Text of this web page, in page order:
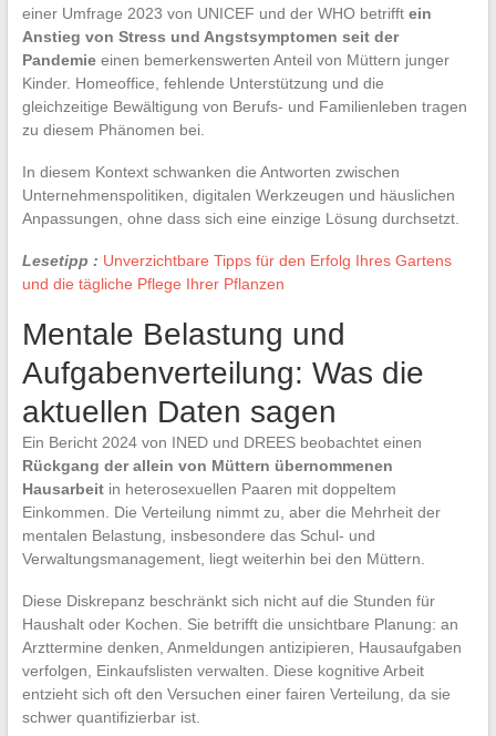
einer Umfrage 2023 von UNICEF und der WHO betrifft ein
Anstieg von Stress und Angstsymptomen seit der
Pandemieeinen bemerkenswerten Anteil von Müttern junger
Kinder. Homeoffice, fehlende Unterstützung und die
gleichzeitige Bewältigung von Berufs- und Familienleben tragen
zu diesem Phänomen bei.
In diesem Kontext schwanken die Antworten zwischen
Unternehmenspolitiken, digitalen Werkzeugen und häuslichen
Anpassungen, ohne dass sich eine einzige Lösung durchsetzt.
Lesetipp : Unverzichtbare Tipps für den Erfolg Ihres Gartens
und die tägliche Pflege Ihrer Pflanzen
Mentale Belastung und
Aufgabenverteilung: Was die
aktuellen Daten sagen
Ein Bericht 2024 von INED und DREES beobachtet einen
Rückgang der allein von Müttern übernommenen
Hausarbeitin heterosexuellen Paaren mit doppeltem
Einkommen. Die Verteilung nimmt zu, aber die Mehrheit der
mentalen Belastung, insbesondere das Schul- und
Verwaltungsmanagement, liegt weiterhin bei den Müttern.
Diese Diskrepanz beschränkt sich nicht auf die Stunden für
Haushalt oder Kochen. Sie betrifft die unsichtbare Planung: an
Arzttermine denken, Anmeldungen antizipieren, Hausaufgaben
verfolgen, Einkaufslisten verwalten. Diese kognitive Arbeit
entzieht sich oft den Versuchen einer fairen Verteilung, da sie
schwer quantifizierbar ist.